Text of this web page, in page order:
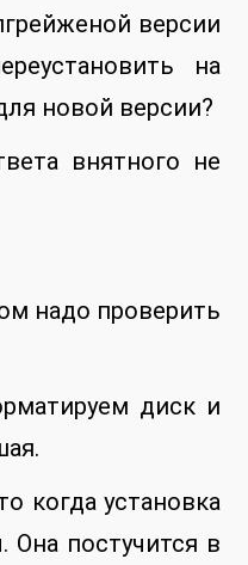
версии
на
новой версии?
внятного не
надо проверить
диск и
когда установка
Она постучится в